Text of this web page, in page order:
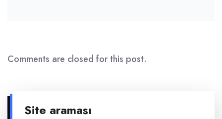
Comments are closed for this post.
Site araması